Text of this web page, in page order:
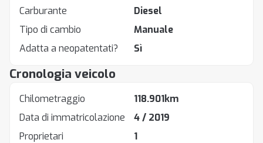
Carburante
Diesel
Tipo di cambio
Manuale
Adatta a neopatentati?
Sì
Cronologia veicolo
Chilometraggio
118.901km
Data di immatricolazione
4 / 2019
Proprietari
1